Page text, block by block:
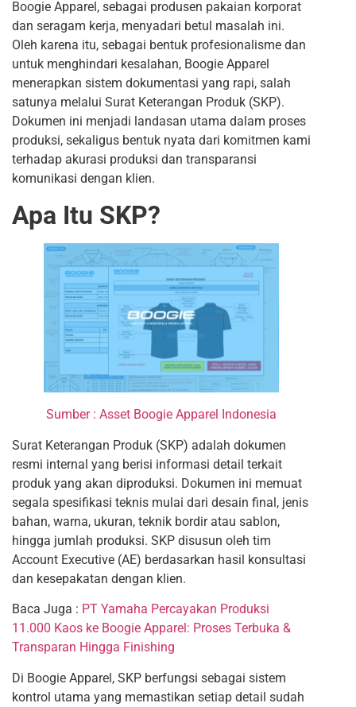
Boogie Apparel, sebagai produsen pakaian korporat
dan seragam kerja, menyadari betul masalah ini.
Oleh karena itu, sebagai bentuk profesionalisme dan
untuk menghindari kesalahan, Boogie Apparel
menerapkan sistem dokumentasi yang rapi, salah
satunya melalui Surat Keterangan Produk (SKP).
Dokumen ini menjadi landasan utama dalam proses
produksi, sekaligus bentuk nyata dari komitmen kami
terhadap akurasi produksi dan transparansi
komunikasi dengan klien.
Apa Itu SKP?
Sumber : Asset Boogie Apparel Indonesia
Surat Keterangan Produk (SKP) adalah dokumen
resmi internal yang berisi informasi detail terkait
produk yang akan diproduksi. Dokumen ini memuat
segala spesifikasi teknis mulai dari desain final, jenis
bahan, warna, ukuran, teknik bordir atau sablon,
hingga jumlah produksi. SKP disusun oleh tim
Account Executive (AE) berdasarkan hasil konsultasi
dan kesepakatan dengan klien.
Baca Juga : PT Yamaha Percayakan Produksi
11.000 Kaos ke Boogie Apparel: Proses Terbuka &
Transparan Hingga Finishing
Di Boogie Apparel, SKP berfungsi sebagai sistem
kontrol utama yang memastikan setiap detail sudah